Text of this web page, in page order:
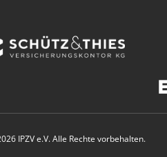
IPZV e.V. Alle Rechte vorbehalten.